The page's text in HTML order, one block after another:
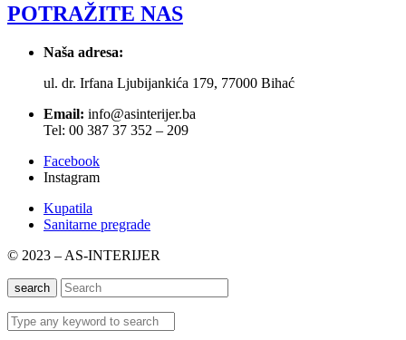
POTRAŽITE NAS
Naša adresa:
ul. dr. Irfana Ljubijankića 179, 77000 Bihać
Email: info@asinterijer.ba
Tel: 00 387 37 352 – 209
Facebook
Instagram
Kupatila
Sanitarne pregrade
© 2023 – AS-INTERIJER
search